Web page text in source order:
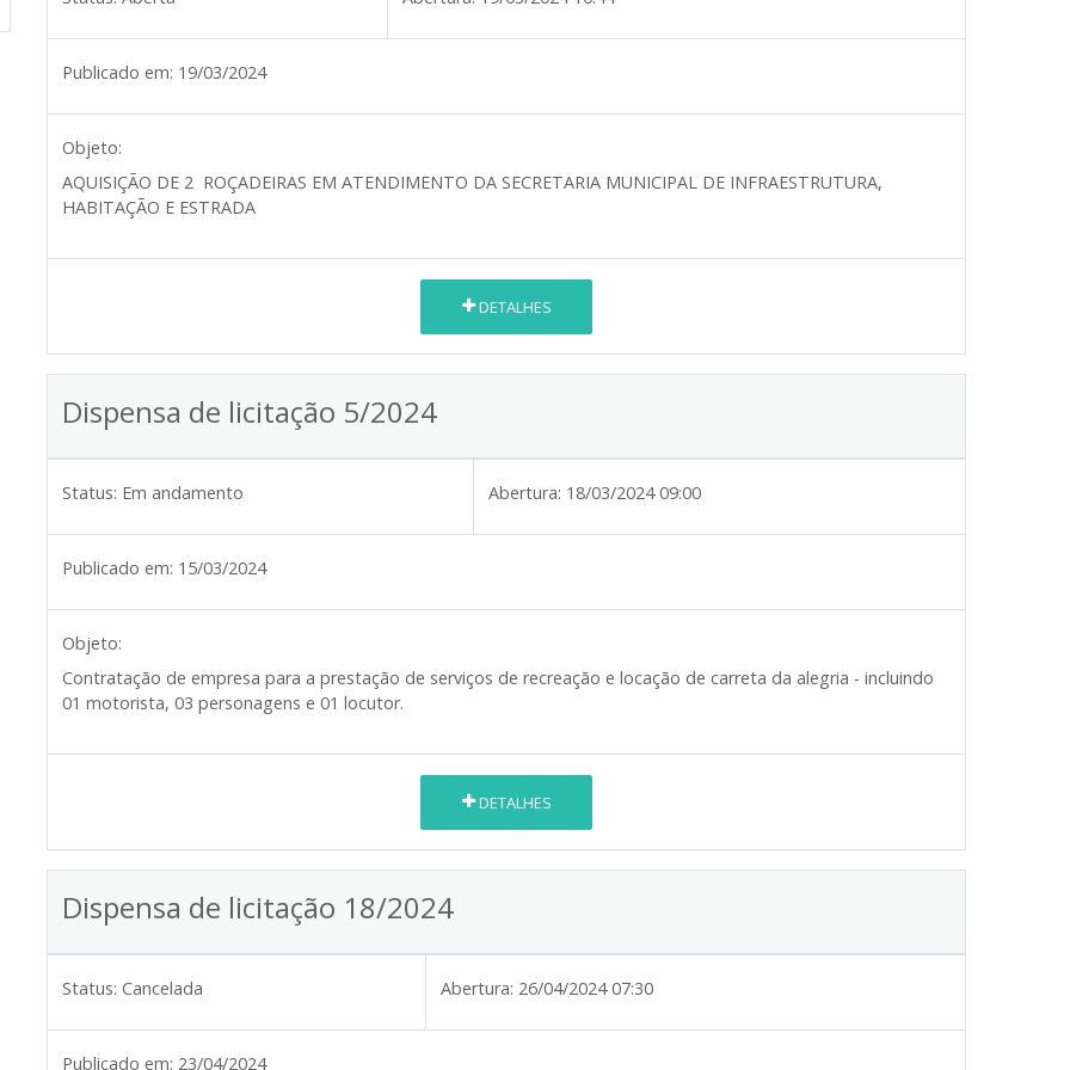
Publicado em: 19/03/2024
Objeto:
AQUISIÇÃO DE 2 ROÇADEIRAS EM ATENDIMENTO DA SECRETARIA MUNICIPAL DE INFRAESTRUTURA,
HABITAÇÃO E ESTRADA
DETALHES
Dispensa de licitação 5/2024
Status: Em andamento Abertura: 18/03/2024 09:00
Publicado em: 15/03/2024
Objeto:
Contratação de empresa para a prestação de serviços de recreação e locação de carreta da alegria - incluindo
01 motorista, 03 personagens e 01 locutor.
DETALHES
Dispensa de licitação 18/2024
Status: Cancelada Abertura: 26/04/2024 07:30
Publicado em: 23/04/2024